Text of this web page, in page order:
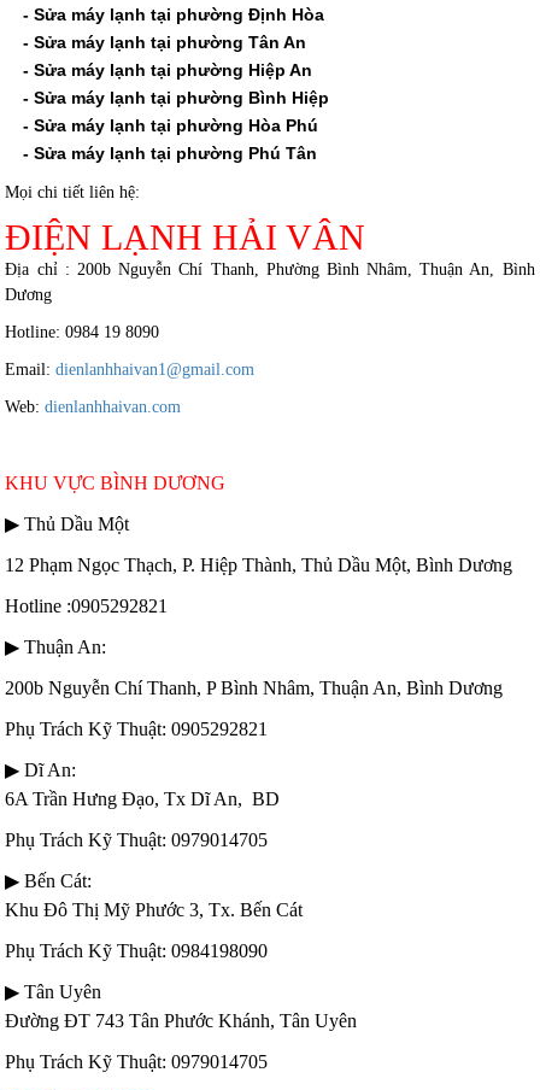
- Sửa máy lạnh tại phường Định Hòa
- Sửa máy lạnh tại phường Tân An
- Sửa máy lạnh tại phường Hiệp An
- Sửa máy lạnh tại phường Bình Hiệp
- Sửa máy lạnh tại phường Hòa Phú
- Sửa máy lạnh tại phường Phú Tân
Mọi chi tiết liên hệ:
ĐIỆN LẠNH HẢI VÂN
Địa chỉ : 200b Nguyễn Chí Thanh, Phường Bình Nhâm, Thuận An, Bình
Dương
Hotline: 0984 19 8090
Email:dienlanhhaivan1@gmail.com
Web:dienlanhhaivan.com
KHU VỰC BÌNH DƯƠNG
▶ Thủ Dầu Một
12 Phạm Ngọc Thạch, P. Hiệp Thành, Thủ Dầu Một, Bình Dương
Hotline :0905292821
▶ Thuận An:
200b Nguyễn Chí Thanh, P Bình Nhâm, Thuận An, Bình Dương
Phụ Trách Kỹ Thuật: 0905292821
▶ Dĩ An:
6A Trần Hưng Đạo, Tx Dĩ An, BD
Phụ Trách Kỹ Thuật: 0979014705
▶ Bến Cát:
Khu Đô Thị Mỹ Phước 3, Tx. Bến Cát
Phụ Trách Kỹ Thuật: 0984198090
▶ Tân Uyên
Đường ĐT 743 Tân Phước Khánh, Tân Uyên
Phụ Trách Kỹ Thuật: 0979014705